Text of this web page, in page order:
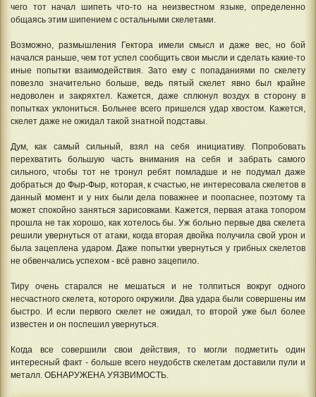
чего тот начал шипеть что-то на неизвестном языке, определенно
общаясь этим шипением с остальными скелетами.
Возможно, размышления Гектора имели смысл и даже вес, но бой
начался раньше, чем тот успел сообщить свои мысли и сделать какие-то
иные попытки взаимодействия. Зато ему с попаданиями по скелету
повезло значительно больше, ведь пятый скелет явно был крайне
недоволен и закряхтел. Кажется, даже сплюнул воздух в сторону в
попытках уклониться. Больнее всего пришелся удар хвостом. Кажется,
скелет даже не ожидал такой знатной подставы.
Дум, как самый сильный, взял на себя инициативу. Попробовать
перехватить большую часть внимания на себя и забрать самого
сильного, чтобы тот не тронул ребят помладше и не подумал даже
добраться до Фыр-Фыр, которая, к счастью, не интересовала скелетов в
данный момент и у них были дела поважнее и поопаснее, поэтому та
может спокойно заняться зарисовками. Кажется, первая атака топором
прошла не так хорошо, как хотелось бы. Уж больно первые два скелета
решили увернуться от атаки, когда вторая двойка получила свой урон и
была зацеплена ударом. Даже попытки увернуться у грибных скелетов
не обвенчались успехом - всё равно зацепило.
Тиру очень старался не мешаться и не толпиться вокруг одного
несчастного скелета, которого окружили. Два удара были совершены им
быстро. И если первого скелет не ожидал, то второй уже был более
известен и он поспешил увернуться.
Когда все совершили свои действия, то могли подметить один
интересный факт - больше всего неудобств скелетам доставили пули и
металл. ОБНАРУЖЕНА УЯЗВИМОСТЬ.